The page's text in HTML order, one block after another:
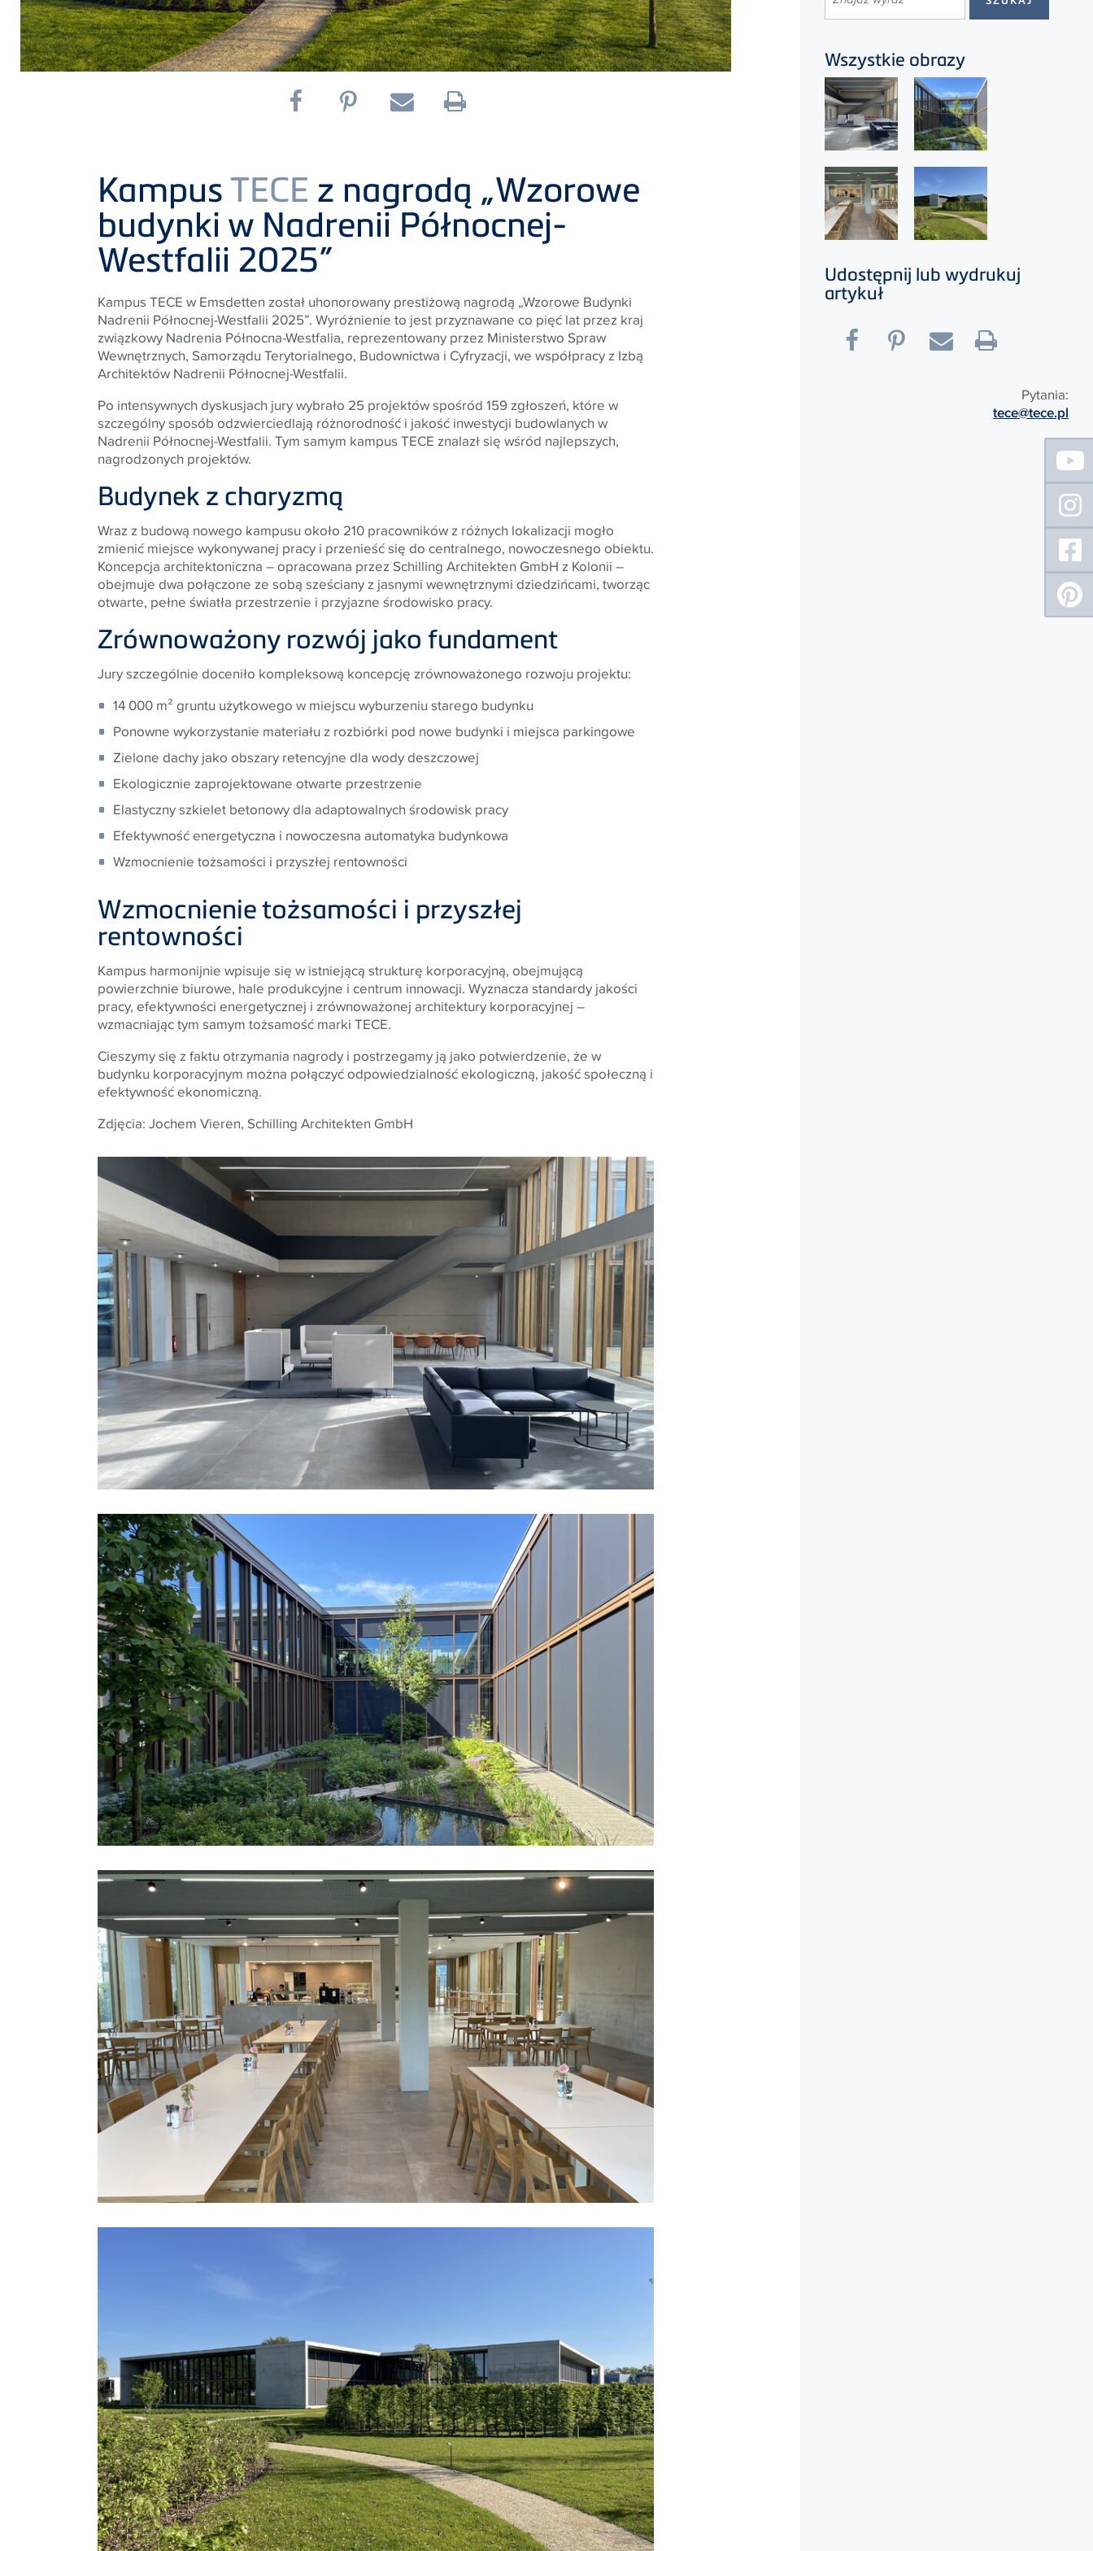
KampusTECE z nagrodą „Wzorowe
budynki w Nadrenii Północnej-
Westfalii 2025”
Kampus TECE w Emsdetten został uhonorowany prestiżową nagrodą „Wzorowe Budynki
Nadrenii Północnej-Westfalii 2025”. Wyróżnienie to jest przyznawane co pięć lat przez kraj
związkowy Nadrenia Północna-Westfalia, reprezentowany przez Ministerstwo Spraw
Wewnętrznych, Samorządu Terytorialnego, Budownictwa i Cyfryzacji, we współpracy z Izbą
Architektów Nadrenii Północnej-Westfalii.
Po intensywnych dyskusjach jury wybrało 25 projektów spośród 159 zgłoszeń, które w
szczególny sposób odzwierciedlają różnorodność i jakość inwestycji budowlanych w
Nadrenii Północnej-Westfalii. Tym samym kampus TECE znalazł się wśród najlepszych,
nagrodzonych projektów.
Budynek z charyzmą
Wraz z budową nowego kampusu około 210 pracowników z różnych lokalizacji mogło
zmienić miejsce wykonywanej pracy i przenieść się do centralnego, nowoczesnego obiektu.
Koncepcja architektoniczna – opracowana przez Schilling Architekten GmbH z Kolonii –
obejmuje dwa połączone ze sobą sześciany z jasnymi wewnętrznymi dziedzińcami, tworząc
otwarte, pełne światła przestrzenie i przyjazne środowisko pracy.
Zrównoważony rozwój jako fundament
Jury szczególnie doceniło kompleksową koncepcję zrównoważonego rozwoju projektu:
14 000 m² gruntu użytkowego w miejscu wyburzeniu starego budynku
Ponowne wykorzystanie materiału z rozbiórki pod nowe budynki i miejsca parkingowe
Zielone dachy jako obszary retencyjne dla wody deszczowej
Ekologicznie zaprojektowane otwarte przestrzenie
Elastyczny szkielet betonowy dla adaptowalnych środowisk pracy
Efektywność energetyczna i nowoczesna automatyka budynkowa
Wzmocnienie tożsamości i przyszłej rentowności
Wzmocnienie tożsamości i przyszłej
rentowności
Kampus harmonijnie wpisuje się w istniejącą strukturę korporacyjną, obejmującą
powierzchnie biurowe, hale produkcyjne i centrum innowacji. Wyznacza standardy jakości
pracy, efektywności energetycznej i zrównoważonej architektury korporacyjnej –
wzmacniając tym samym tożsamość marki TECE.
Cieszymy się z faktu otrzymania nagrody i postrzegamy ją jako potwierdzenie, że w
budynku korporacyjnym można połączyć odpowiedzialność ekologiczną, jakość społeczną i
efektywność ekonomiczną.
Zdjęcia: Jochem Vieren, Schilling Architekten GmbH
Wszystkie obrazy
Udostępnij lub wydrukuj
artykuł
Pytania:
tece@tece.pl
Floating